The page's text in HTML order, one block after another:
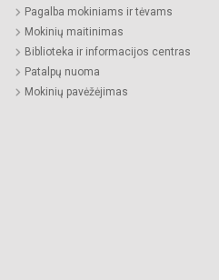
Pagalba mokiniams ir tėvams
Mokinių maitinimas
Biblioteka ir informacijos centras
Patalpų nuoma
Mokinių pavėžėjimas